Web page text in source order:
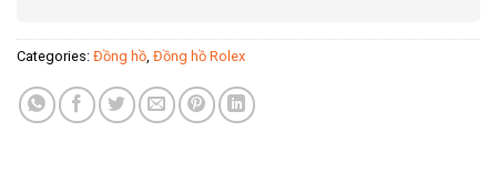
Categories: Đồng hồ Đồng hồ Rolex